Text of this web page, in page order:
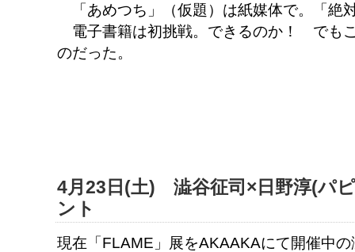
「あめつち」（仮題）は紙媒体で。「絶
電子書籍は初挑戦。できるのか！ でも
のだった。
4月23日(土) 澁谷征司×日野淳(パ
ント
現在「FLAME」展をAKAAKAにて開催中